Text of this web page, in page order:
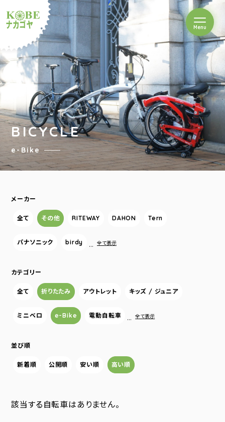
ルショップナカゴヤ
Menuを開閉
BICYCLE
e-Bike
メーカー
全て その他 RITEWAY DAHON Tern
パナソニック birdy … 全て表示
カテゴリー
全て 折りたたみ アウトレット キッズ / ジュニア
ミニベロ e-Bike 電動自転車 … 全て表示
並び順
新着順 公開順 安い順 高い順
該当する自転車はありません。